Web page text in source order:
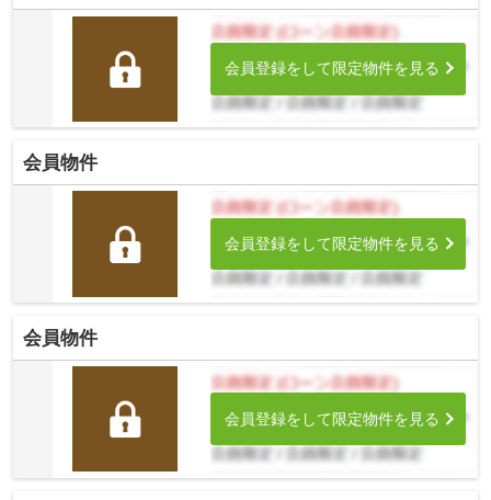
会員登録をして限定物件を見る
会員物件
会員登録をして限定物件を見る
会員物件
会員登録をして限定物件を見る